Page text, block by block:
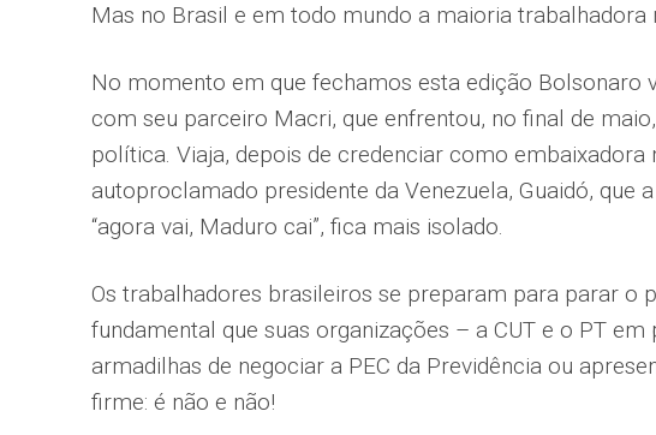
Mas no Brasil e em todo mundo a maioria trabalhadora
No momento em que fechamos esta edição Bolsonaro
com seu parceiro Macri, que enfrentou, no final de
política. Viaja, depois de credenciar como
autoproclamado presidente da Venezuela, Guaidó, que
“agora vai, Maduro cai”, fica mais isolado.
Os trabalhadores brasileiros se preparam para parar o
fundamental que suas organizações – a CUT e o PT
armadilhas de negociar a PEC da Previdência ou
firme: é não e não!